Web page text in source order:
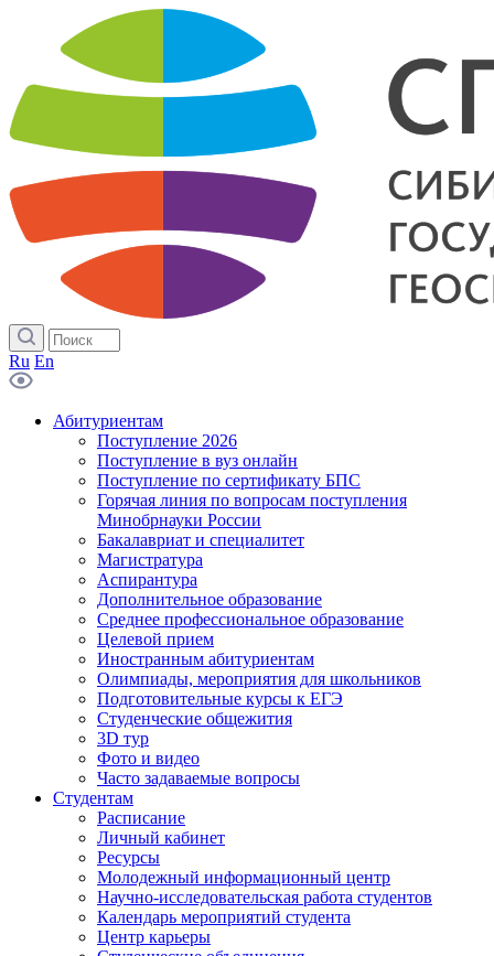
Ru En
Абитуриентам
Поступление 2026
Поступление в вуз онлайн
Поступление по сертификату БПС
Горячая линия по вопросам поступления
Минобрнауки России
Бакалавриат и специалитет
Магистратура
Аспирантура
Дополнительное образование
Среднее профессиональное образование
Целевой прием
Иностранным абитуриентам
Олимпиады, мероприятия для школьников
Подготовительные курсы к ЕГЭ
Студенческие общежития
3D тур
Фото и видео
Часто задаваемые вопросы
Студентам
Расписание
Личный кабинет
Ресурсы
Молодежный информационный центр
Научно-исследовательская работа студентов
Календарь мероприятий студента
Центр карьеры